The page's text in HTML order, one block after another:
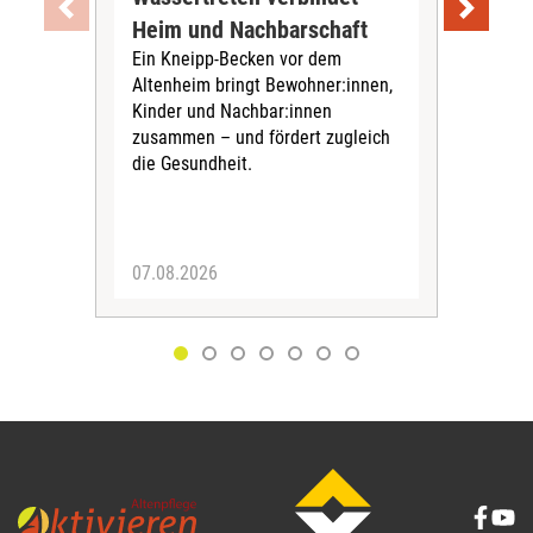
Heim und Nachbarschaft
Ein Kneipp-Becken vor dem
Altenheim bringt Bewohner:innen,
Kinder und Nachbar:innen
zusammen – und fördert zugleich
die Gesundheit.
07.08.2026